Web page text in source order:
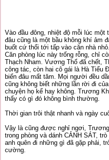
Vào đầu đông, nhiệt độ mỗi lúc
đâu cũng là một bầu không khí ảm
buốt cứ thổi tới tấp vào căn nhà nhỏ.
Căn phòng lúc này trống rỗng, chỉ
Thạch Nham. Vương Thổ đã chết,
công tác, còn hai cô gái là Hà Tiểu
biến đâu mất tăm. Mọi người đều
cũng không biết những lần rời đi
chuyện họ kể hay không. Trương
thấy có gì đó không bình thường.
Thời gian trôi thật nhanh và ngày
Vậy là cũng được nghỉ ngơi,
trong phòng và dánh CẢNH SÁT,
anh quên đi những gì đã gặp phải,
cường.